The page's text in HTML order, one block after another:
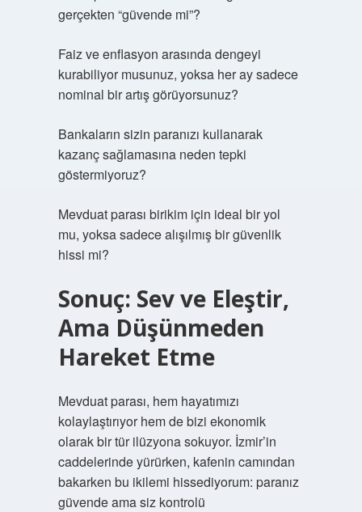
gerçekten “güvende mi”?
Faiz ve enflasyon arasında dengeyi
kurabiliyor musunuz, yoksa her ay sadece
nominal bir artış görüyorsunuz?
Bankaların sizin paranızı kullanarak
kazanç sağlamasına neden tepki
göstermiyoruz?
Mevduat parası birikim için ideal bir yol
mu, yoksa sadece alışılmış bir güvenlik
hissi mi?
Sonuç: Sev ve Eleştir,
Ama Düşünmeden
Hareket Etme
Mevduat parası, hem hayatımızı
kolaylaştırıyor hem de bizi ekonomik
olarak bir tür ilüzyona sokuyor. İzmir’in
caddelerinde yürürken, kafenin camından
bakarken bu ikilemi hissediyorum: paranız
güvende ama siz kontrolü